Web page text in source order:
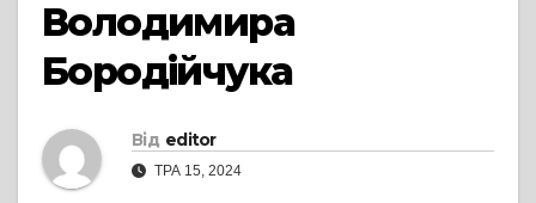
Володимира
Бородійчука
Від editor
ТРА 15, 2024